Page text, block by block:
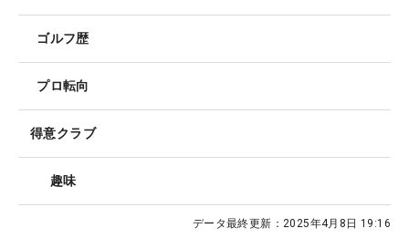
ゴルフ歴
プロ転向
得意クラブ
趣味
データ最終更新： 2025年4月8日 19:16